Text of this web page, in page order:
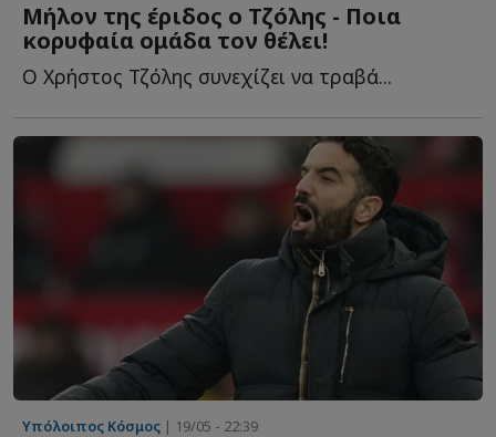
Μήλον της έριδος ο Τζόλης - Ποια
κορυφαία ομάδα τον θέλει!
Ο Χρήστος Τζόλης συνεχίζει να τραβά...
Υπόλοιπος Κόσμος | 19/05 - 22:39